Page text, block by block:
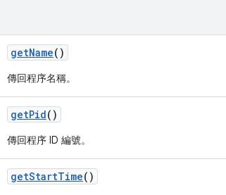
getName()
傳回程序名稱。
getPid()
傳回程序 ID 編號。
getStartTime()